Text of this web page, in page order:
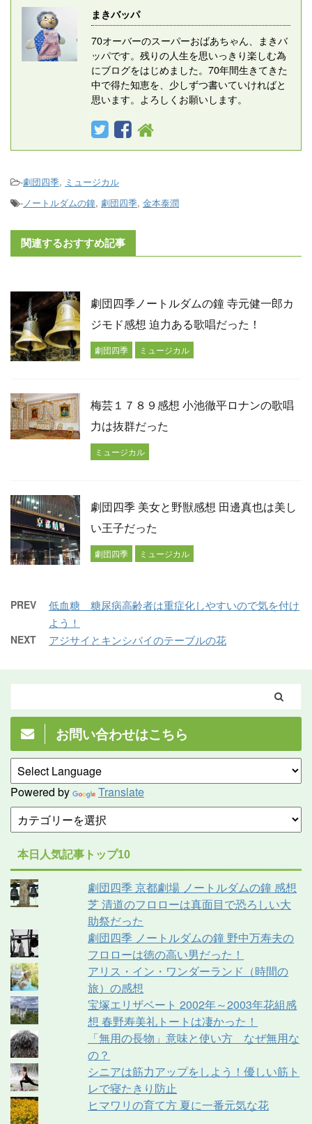
まきバッパ
70オーバーのスーパーおばあちゃん、まきバ
ッパです。残りの人生を思いっきり楽しむ為
にブログをはじめました。70年間生きてきた
中で得た知恵を、少しずつ書いていければと
思います。よろしくお願いします。
-劇団四季, ミュージカル
-ノートルダムの鐘, 劇団四季, 金本泰潤
関連するおすすめ記事
劇団四季ノートルダムの鐘 寺元健一郎カ
ジモド感想 迫力ある歌唱だった！
劇団四季 ミュージカル
梅芸１７８９感想 小池徹平ロナンの歌唱
力は抜群だった
ミュージカル
劇団四季 美女と野獣感想 田邊真也は美し
い王子だった
劇団四季 ミュージカル
PREV
低血糖 糖尿病高齢者は重症化しやすいので気を付け
よう！
NEXT アジサイとキンシバイのテーブルの花
お問い合わせはこちら
Powered by Translate
本日人気記事トップ10
劇団四季 京都劇場 ノートルダムの鐘 感想
芝 清道のフロローは真面目で恐ろしい大
助祭だった
劇団四季 ノートルダムの鐘 野中万寿夫の
フロローは徳の高い男だった！
アリス・イン・ワンダーランド（時間の
旅）の感想
宝塚エリザベート 2002年～2003年花組感
想 春野寿美礼トートは凄かった！
「無用の長物」意味と使い方 なぜ無用な
の？
シニアは筋力アップをしよう！優しい筋ト
レで寝たきり防止
ヒマワリの育て方 夏に一番元気な花